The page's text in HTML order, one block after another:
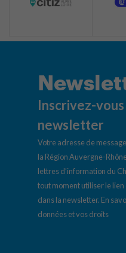
Inscrivez-
newsletter
Votre adresse de
la Région Auvergne-
lettres d’information du
tout moment utiliser le
dans la newsletter. En
données et vos droits